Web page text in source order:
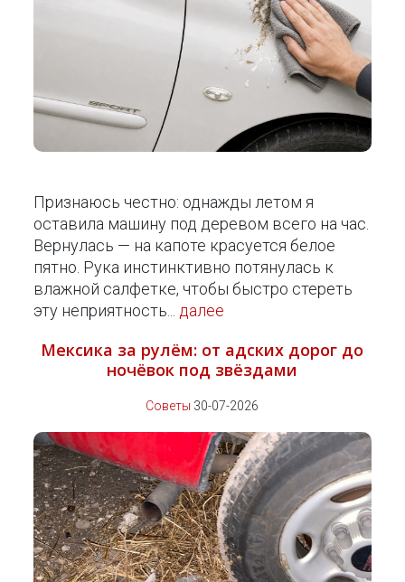
Признаюсь честно: однажды летом я
оставила машину под деревом всего на час.
Вернулась — на капоте красуется белое
пятно. Рука инстинктивно потянулась к
влажной салфетке, чтобы быстро стереть
эту неприятность... далее
Мексика за рулём: от адских дорог до
ночёвок под звёздами
Советы 30-07-2026